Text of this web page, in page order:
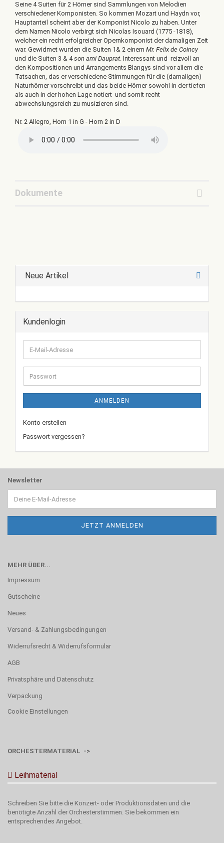
Seine 4 Suiten für 2 Hörner sind Sammlungen von Melodien
verschiedener Komponisten. So kommen Mozart und Haydn vor,
Hauptanteil scheint aber der Komponist Nicolo zu haben. Unter
dem Namen Nicolo verbirgt sich Nicolas Isouard (1775 -1818),
welcher ein recht erfolgreicher Opernkomponist der damaligen Zeit
war. Gewidmet wurden die Suiten 1& 2 einem Mr. Felix de Coincy
und die Suiten 3 & 4son ami Dauprat. Interessant und reizvoll an
den Kompositionen und Arrangements Blangys sind vor allem die
Tatsachen, das er verschiedene Stimmungen für die (damaligen)
Naturhörner vorschreibt und das beide Hörner sowohl in der tiefen
als auch in der hohen Lage notiert und somit recht
abwechslungsreich zu musizieren sind.
Nr. 2 Allegro, Horn 1 in G - Horn 2 in D
Dokumente
Neue Artikel
Kundenlogin
E-
Mail-
Adresse
Passwort
ANMELDEN
Konto erstellen
Passwort vergessen?
Newsletter
MEHR ÜBER...
Impressum
Gutscheine
Neues
Versand- & Zahlungsbedingungen
Widerrufsrecht & Widerrufsformular
AGB
Privatsphäre und Datenschutz
Verpackung
Cookie Einstellungen
ORCHESTERMATERIAL ->
Leihmaterial
Schreiben Sie bitte die Konzert- oder Produktionsdaten und die
benötigte Anzahl der Orchesterstimmen. Sie bekommen ein
entsprechendes Angebot.